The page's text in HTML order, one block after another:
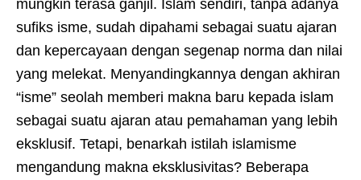
mungkin terasa ganjil. Islam sendiri, tanpa adanya
sufiks isme, sudah dipahami sebagai suatu ajaran
dan kepercayaan dengan segenap norma dan nilai
yang melekat. Menyandingkannya dengan akhiran
“isme” seolah memberi makna baru kepada islam
sebagai suatu ajaran atau pemahaman yang lebih
eksklusif. Tetapi, benarkah istilah islamisme
mengandung makna eksklusivitas? Beberapa